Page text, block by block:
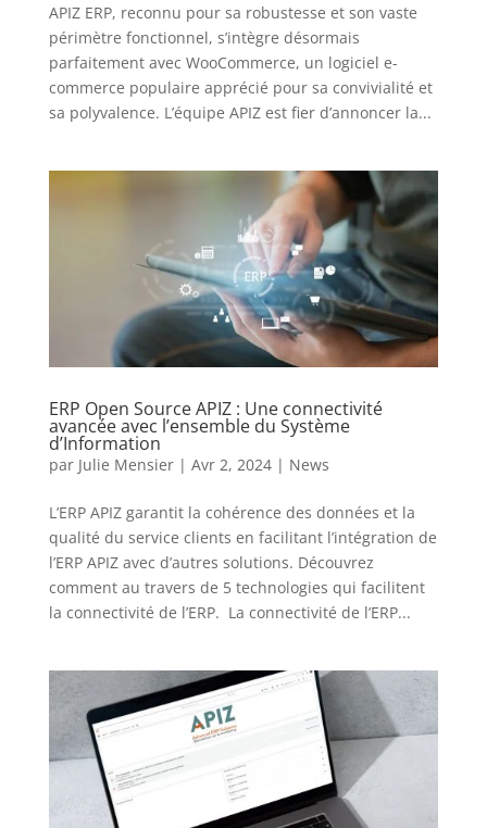
APIZ ERP, reconnu pour sa robustesse et son vaste
périmètre fonctionnel, s’intègre désormais
parfaitement avec WooCommerce, un logiciel e-
commerce populaire apprécié pour sa convivialité et
sa polyvalence. L’équipe APIZ est fier d’annoncer la...
ERP Open Source APIZ : Une connectivité
avancée avec l’ensemble du Système
d’Information
par Julie Mensier| Avr 2, 2024| News
L’ERP APIZ garantit la cohérence des données et la
qualité du service clients en facilitant l’intégration de
l’ERP APIZ avec d’autres solutions. Découvrez
comment au travers de 5 technologies qui facilitent
la connectivité de l’ERP. La connectivité de l’ERP...